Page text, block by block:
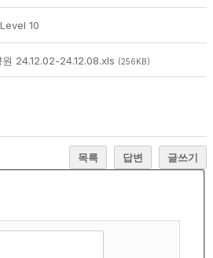
24.12.02-24.12.08.xls (256KB)
목록 답변 글쓰기